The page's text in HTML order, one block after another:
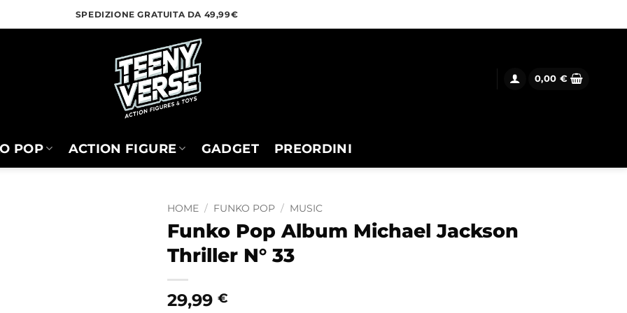
SPEDIZIONE GRATUITA DA 49,99€
0,00 €
POP ACTION FIGURE GADGET PREORDINI
HOME / FUNKO POP / MUSIC
Funko Pop Album Michael Jackson
Thriller N° 33
29,99 €